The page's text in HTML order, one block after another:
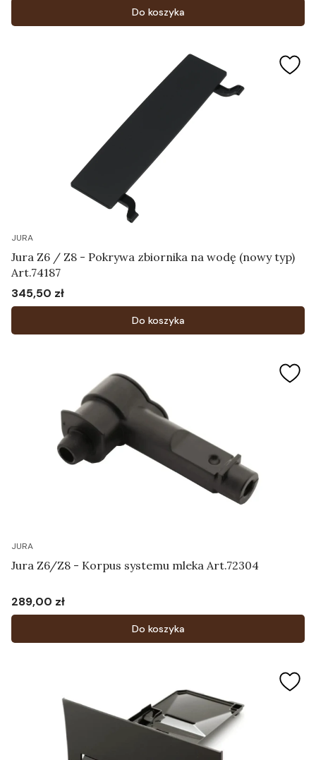
Do koszyka
JURA
Jura Z6 / Z8 - Pokrywa zbiornika na wodę (nowy typ)
Art.74187
Cena
345,50 zł
Do koszyka
JURA
Jura Z6/Z8 - Korpus systemu mleka Art.72304
Cena
289,00 zł
Do koszyka